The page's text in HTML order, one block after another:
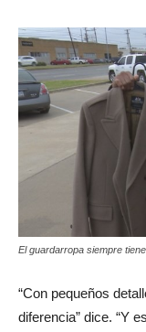
El guardarropa siempre
“Con pequeños
diferencia” dice. “Y